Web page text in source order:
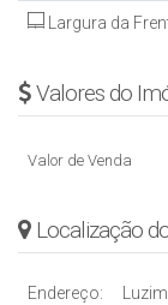
Largura da
Valores do
Valor de Venda
Localização
Endereço: